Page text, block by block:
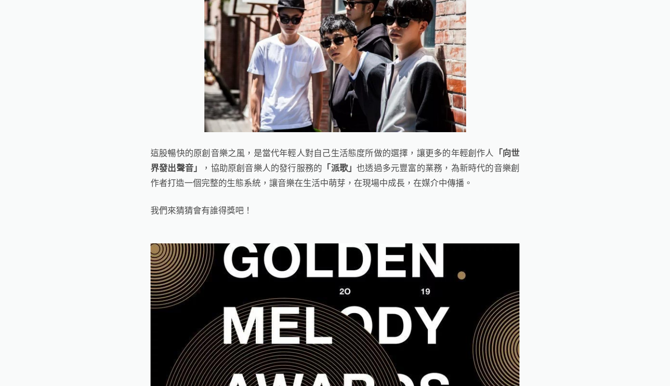
這股暢快的原創音樂之風，是當代年輕人對自己生活態度所做的選擇，讓更多的年輕創作人 「向世
界發出聲音」
，協助原創音樂人的發行服務的 「派歌」也透過多元豐富的業務，為新時代的音樂創
作者打造一個完整的生態系統，讓音樂在生活中萌芽，在現場中成長，在媒介中傳播。
我們來猜猜會有誰得獎吧！